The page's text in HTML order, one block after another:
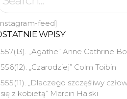
feed]
WPISY
557(13). „Agathe” Anne Cathrine
556(12). „Czarodziej” Colm Toibin
555(11). „Dlaczego szczęśliwy
się z kobietą” Marcin Halski